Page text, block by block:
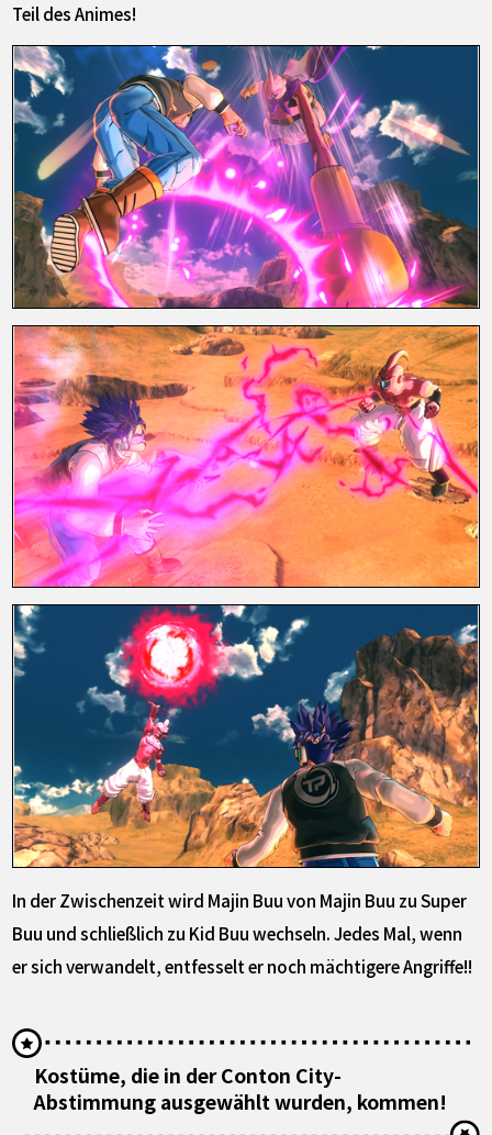
Teil des Animes!
In der Zwischenzeit wird Majin Buu von Majin Buu zu Super
Buu und schließlich zu Kid Buu wechseln. Jedes Mal, wenn
er sich verwandelt, entfesselt er noch mächtigere Angriffe!!
Kostüme, die in der Conton City-
Abstimmung ausgewählt wurden, kommen!